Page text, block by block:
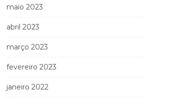
maio 2023
abril 2023
março 2023
fevereiro 2023
janeiro 2022